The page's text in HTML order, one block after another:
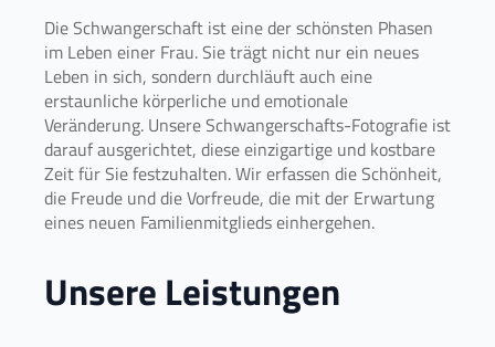
Die Schwangerschaft ist eine der schönsten Phasen
im Leben einer Frau. Sie trägt nicht nur ein neues
Leben in sich, sondern durchläuft auch eine
erstaunliche körperliche und emotionale
Veränderung. Unsere Schwangerschafts-Fotografie ist
darauf ausgerichtet, diese einzigartige und kostbare
Zeit für Sie festzuhalten. Wir erfassen die Schönheit,
die Freude und die Vorfreude, die mit der Erwartung
eines neuen Familienmitglieds einhergehen.
Unsere Leistungen